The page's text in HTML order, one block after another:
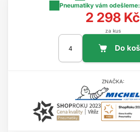
Pneumatiky vám odešleme:
2 298 Kč
za kus
ZNAČKA: